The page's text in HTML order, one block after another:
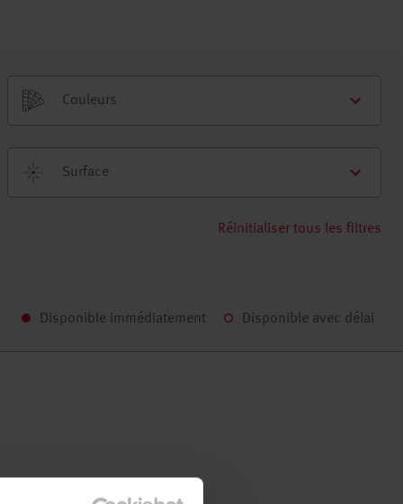
Couleurs
Surface
Réinitialiser tous les filtres
Disponible immédiatement Disponible avec délai